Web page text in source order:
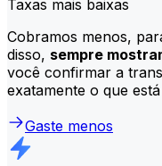
Taxas mais baixas
Cobramos menos,
disso, sempre
você confirmar a
exatamente o que
Gaste menos